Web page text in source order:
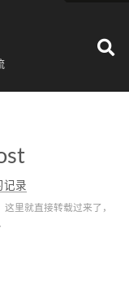
记录
里就直接转载过来了，